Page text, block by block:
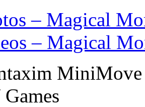
– Magical
– Magical
MiniMove